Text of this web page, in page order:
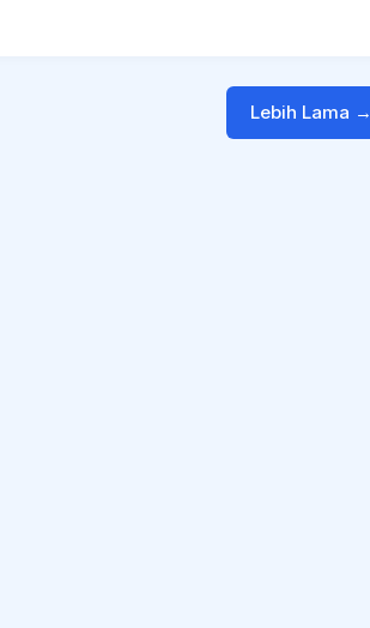
Lebih Lama →